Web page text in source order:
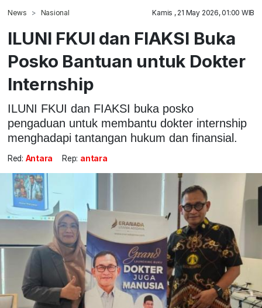
News Nasional Kamis , 21 May 2026, 01:00 WIB
ILUNI FKUI dan FIAKSI Buka
Posko Bantuan untuk Dokter
Internship
ILUNI FKUI dan FIAKSI buka posko
pengaduan untuk membantu dokter internship
menghadapi tantangan hukum dan finansial.
Red: Antara Rep: antara